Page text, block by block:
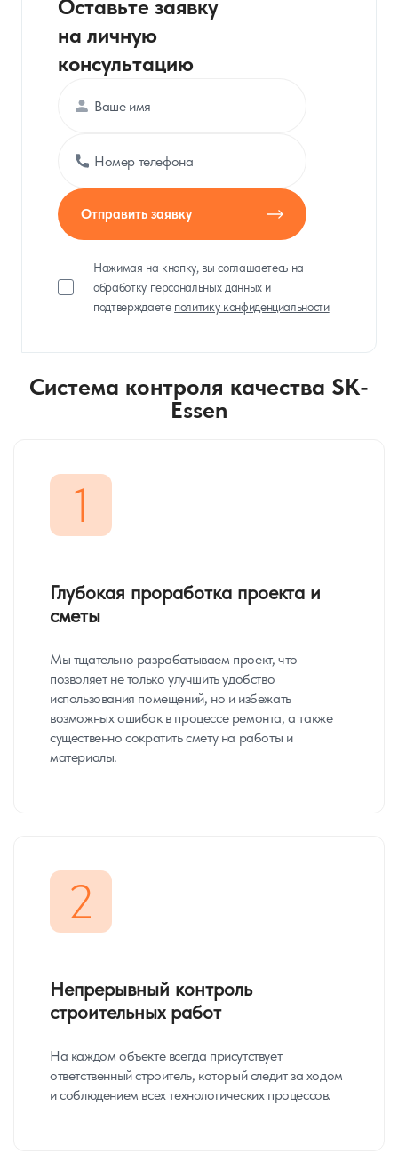
Оставьте заявку
на личную
консультацию
Отправить заявку
Нажимая на кнопку, вы соглашаетесь на
обработку персональных данных и
подтверждаете политику конфиденциальности
Система контроля качества SK-
Essen
1
Глубокая проработка проекта и
сметы
Мы тщательно разрабатываем проект, что
позволяет не только улучшить удобство
использования помещений, но и избежать
возможных ошибок в процессе ремонта, а также
существенно сократить смету на работы и
материалы.
2
Непрерывный контроль
строительных работ
На каждом объекте всегда присутствует
ответственный строитель, который следит за ходом
и соблюдением всех технологических процессов.